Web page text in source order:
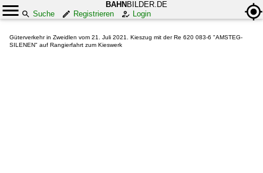
BAHN BILDER.DE
Suche
Registrieren Login
Güterverkehr in Zweidlen vom 21. Juli 2021. Kieszug mit der Re 620 083-6 "AMSTEG-
SILENEN" auf Rangierfahrt zum Kieswerk